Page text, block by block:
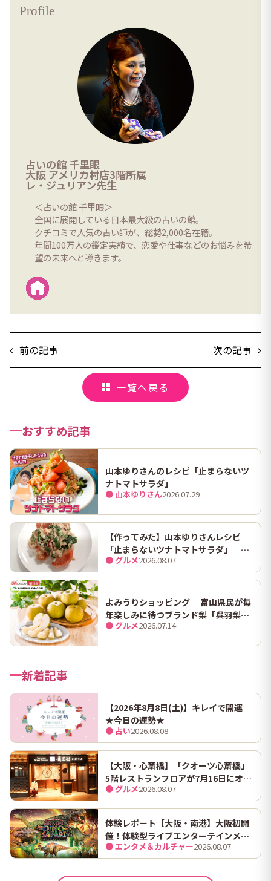
Profile
占いの館 千里眼
大阪 アメリカ村店3階所属
レ・ジュリアン先生
＜占いの館 千里眼＞
全国に展開している日本最大級の占いの館。
クチコミで人気の占い師が、総勢2,000名在籍。
年間100万人の鑑定実績で、恋愛や仕事などのお悩みを希
望の未来へと導きます。
前の記事 次の記事
一覧へ戻る
おすすめ記事
山本ゆりさんのレシピ「止まらないツ
ナトマトサラダ」
● 山本ゆりさん2026.07.29
【作ってみた】山本ゆりさんレシピ
「止まらないツナトマトサラダ」 ホ
ンマにうますぎて止まらん
● グルメ2026.08.07
よみうりショッピング 富山県民が毎
年楽しみに待つブランド梨「呉羽梨
（幸水）」限定100箱を特別販売！
● グルメ2026.07.14
新着記事
【2026年8月8日(土)】キレイで開運
★今日の運勢★
● 占い2026.08.08
【大阪・心斎橋】「クオーツ心斎橋」
5階レストランフロアが7月16日にオー
プン！ 全国初・関西初出店を含む多彩
な9店舗
● グルメ2026.08.07
体験レポート【大阪・南港】大阪初開
催！体験型ライブエンターテインメン
ト「DINO SAFARI（ディノ サファリ）
2026」で、大迫力の恐竜の世界を体験
してきました。
● エンタメ＆カルチャー2026.08.07